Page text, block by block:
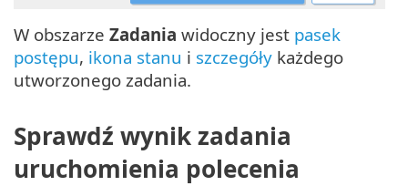
W obszarze Zadania widoczny jest pasek
postępu, ikona stanu i szczegóły każdego
utworzonego zadania.
Sprawdź wynik zadania
uruchomienia polecenia